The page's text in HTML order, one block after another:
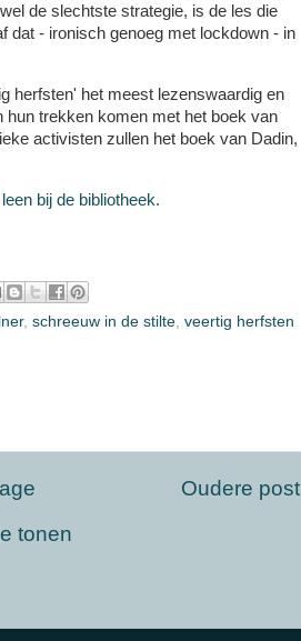
de slechtste strategie, is de les die
dat - ironisch genoeg met lockdown - in
herfsten' het meest lezenswaardig en
hun trekken komen met het boek van
activisten zullen het boek van Dadin,
bij de bibliotheek.
, schreeuw in de stilte, veertig herfsten
Oudere post
tonen